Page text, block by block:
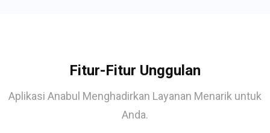
Fitur-Fitur Unggulan
Aplikasi Anabul Menghadirkan Layanan Menarik untuk
Anda.